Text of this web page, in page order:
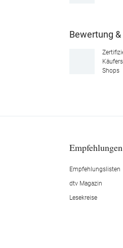
Bewertung
Shops
Empfehlungen
Empfehlungslisten
dtv Magazin
Lesekreise